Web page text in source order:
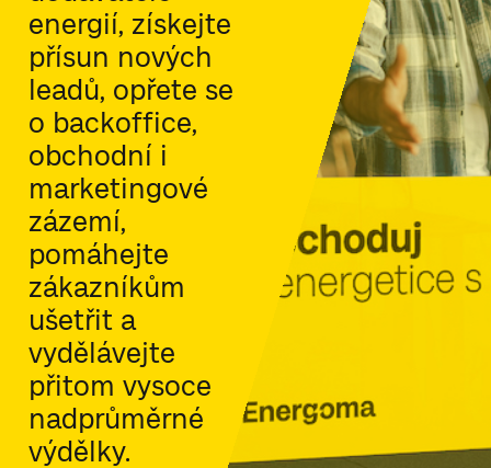
energií, získejte
přísun nových
leadů, opřete se
o backoffice,
obchodní i
marketingové
zázemí,
pomáhejte
zákazníkům
ušetřit a
vydělávejte
přitom vysoce
nadprůměrné
výdělky.